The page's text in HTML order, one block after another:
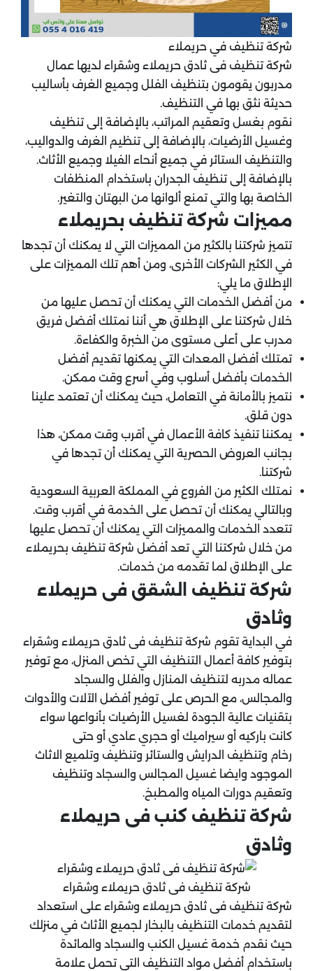
شركة تنظيف في حريملاء
شركة تنظيف فى ثادق حريملاء وشقراء لديها عمال
مدربون يقومون بتنظيف الفلل وجميع الغرف بأساليب
حديثة نثق بها في التنظيف.
نقوم بغسل وتعقيم المراتب، بالإضافة إلى تنظيف
وغسيل الأرضيات، بالإضافة إلى تنظيم الغرف والدواليب،
والتنظيف الستائر في جميع أنحاء الفيلا وجميع الأثاث.
بالإضافة إلى تنظيف الجدران باستخدام المنظفات
الخاصة بها والتي تمنع ألوانها من البهتان والتغير.
مميزات شركة تنظيف بحريملاء
تتميز شركتنا بالكثير من المميزات التي لا يمكنك أن تجدها
في الكثير الشركات الأخرى، ومن أهم تلك المميزات على
الإطلاق ما يلي:
من أفضل الخدمات التي يمكنك أن تحصل عليها من
خلال شركتنا على الإطلاق هي أننا نمتلك أفضل فريق
مدرب على أعلى مستوى من الخبرة والكفاءة.
تمتلك أفضل المعدات التي يمكنها تقديم أفضل
الخدمات بأفضل أسلوب وفي أسرع وقت ممكن.
نتميز بالأمانة في التعامل، حيث يمكنك أن تعتمد علينا
دون قلق.
يمكننا تنفيذ كافة الأعمال في أقرب وقت ممكن، هذا
بجانب العروض الحصرية التي يمكنك أن تجدها في
شركتنا.
نمتلك الكثير من الفروع في المملكة العربية السعودية
وبالتالي يمكنك أن تحصل على الخدمة في أقرب وقت.
تتعدد الخدمات والمميزات التي يمكنك أن تحصل عليها
من خلال شركتنا التي تعد أفضل شركة تنظيف بحريملاء
على الإطلاق لما تقدمه من خدمات.
شركة تنظيف الشقق فى حريملاء
وثادق
في البداية تقوم شركة تنظيف فى ثادق حريملاء وشقراء
بتوفير كافة أعمال التنظيف التي تخص المنزل، مع توفير
عماله مدربه لتنظيف المنازل والفلل والسجاد
والمجالس، مع الحرص على توفير أفضل الآلات والأدوات
بتقنيات عالية الجودة لغسيل الأرضيات بأنواعها سواء
كانت باركيه أو سيراميك أو حجري عادي أو حتى
رخام وتنظيف الدرايش والستائر وتنظيف وتلميع الاثاث
الموجود وايضا غسيل المجالس والسجاد وتنظيف
وتعقيم دورات المياه والمطبخ.
شركة تنظيف كنب فى حريملاء
وثادق
شركة تنظيف فى ثادق حريملاء وشقراء
شركة تنظيف فى ثادق حريملاء وشقراء على استعداد
لتقديم خدمات التنظيف بالبخار لجميع الأثاث في منزلك
حيث نقدم خدمة غسيل الكنب والسجاد والمائدة
باستخدام أفضل مواد التنظيف التي تحمل علامة